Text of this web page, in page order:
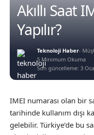
Akıllı Saat
Yapılır?
Son güncelleme: 3
Teknoloji Haber-
5 Minimum Okuma
IMEI numarası olan bir
tarihinde kullanım dışı
gelebilir. Türkiye’de bu